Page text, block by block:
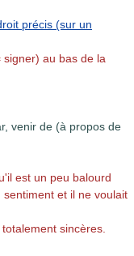
précis (sur un
au bas de la
venir de (à propos de
est un peu balourd
et il ne voulait
sincères.